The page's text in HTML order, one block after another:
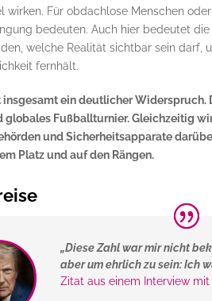
wirken. Für obdachlose Menschen
bedeuten. Auch hier bedeutet
welche Realität sichtbar sein darf,
fernhält.
insgesamt ein deutlicher Widerspruch.
globales Fußballturnier. Gleichzeitig
und Sicherheitsapparate
Platz und auf den Rängen.
„Diese Zahl war mir nicht
aber um ehrlich zu sein: Ich
Zitat aus einem Interview